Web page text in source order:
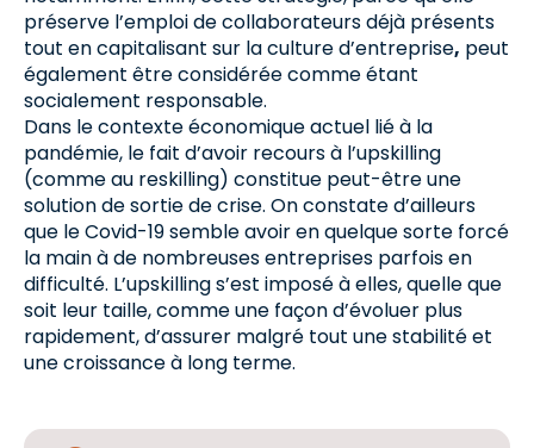
préserve l’emploi de collaborateurs déjà présents
tout en capitalisant sur la culture d’entreprise, peut
également être considérée comme étant
socialement responsable.
Dans le contexte économique actuel lié à la
pandémie, le fait d’avoir recours à l’upskilling
(comme au reskilling) constitue peut-être une
solution de sortie de crise. On constate d’ailleurs
que le Covid-19 semble avoir en quelque sorte forcé
la main à de nombreuses entreprises parfois en
difficulté. L’upskilling s’est imposé à elles, quelle que
soit leur taille, comme une façon d’évoluer plus
rapidement, d’assurer malgré tout une stabilité et
une croissance à long terme.